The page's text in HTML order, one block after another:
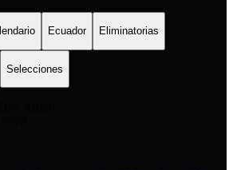
Ecuador Eliminatorias
Selecciones